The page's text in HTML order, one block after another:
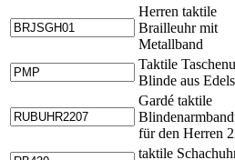
Herren taktile
Brailleuhr mit
Metallband
Taktile
Blinde aus
Gardé taktile
für den Herren
taktile